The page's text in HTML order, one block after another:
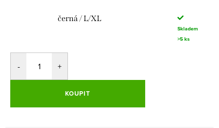
černá / L/XL
Skladem
>5 ks
KOUPIT